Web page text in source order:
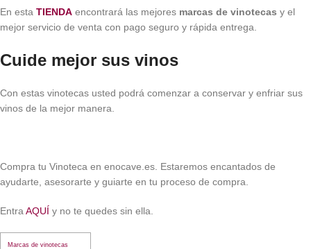
En esta TIENDA encontrará las mejores marcas de vinotecas y el
mejor servicio de venta con pago seguro y rápida entrega.
Cuide mejor sus vinos
Con estas vinotecas usted podrá comenzar a conservar y enfriar sus
vinos de la mejor manera.
Compra tu Vinoteca en enocave.es. Estaremos encantados de
ayudarte, asesorarte y guiarte en tu proceso de compra.
Entra AQUÍ y no te quedes sin ella.
Marcas de vinotecas